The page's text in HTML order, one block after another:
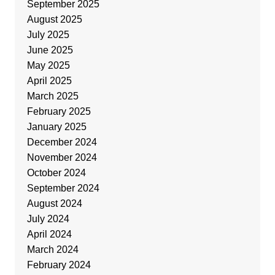
September 2025
August 2025
July 2025
June 2025
May 2025
April 2025
March 2025
February 2025
January 2025
December 2024
November 2024
October 2024
September 2024
August 2024
July 2024
April 2024
March 2024
February 2024